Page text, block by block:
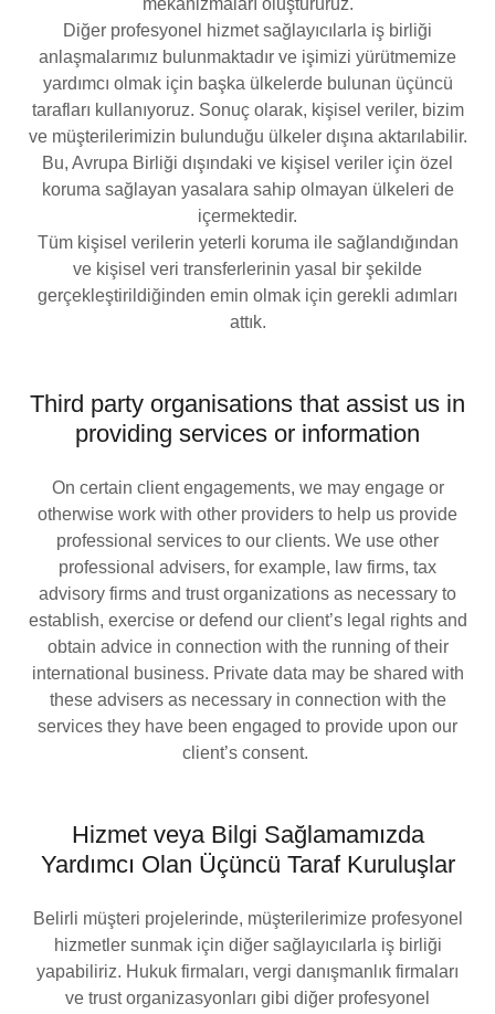
mekanizmaları oluştururuz.
Diğer profesyonel hizmet sağlayıcılarla iş birliği
anlaşmalarımız bulunmaktadır ve işimizi yürütmemize
yardımcı olmak için başka ülkelerde bulunan üçüncü
tarafları kullanıyoruz. Sonuç olarak, kişisel veriler, bizim
ve müşterilerimizin bulunduğu ülkeler dışına aktarılabilir.
Bu, Avrupa Birliği dışındaki ve kişisel veriler için özel
koruma sağlayan yasalara sahip olmayan ülkeleri de
içermektedir.
Tüm kişisel verilerin yeterli koruma ile sağlandığından
ve kişisel veri transferlerinin yasal bir şekilde
gerçekleştirildiğinden emin olmak için gerekli adımları
attık.
Third party organisations that assist us in
providing services or information
On certain client engagements, we may engage or
otherwise work with other providers to help us provide
professional services to our clients. We use other
professional advisers, for example, law firms, tax
advisory firms and trust organizations as necessary to
establish, exercise or defend our client’s legal rights and
obtain advice in connection with the running of their
international business. Private data may be shared with
these advisers as necessary in connection with the
services they have been engaged to provide upon our
client’s consent.
Hizmet veya Bilgi Sağlamamızda
Yardımcı Olan Üçüncü Taraf Kuruluşlar
Belirli müşteri projelerinde, müşterilerimize profesyonel
hizmetler sunmak için diğer sağlayıcılarla iş birliği
yapabiliriz. Hukuk firmaları, vergi danışmanlık firmaları
ve trust organizasyonları gibi diğer profesyonel